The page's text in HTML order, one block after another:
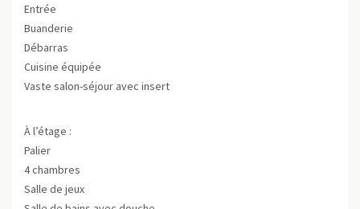
Entrée
Buanderie
Débarras
Cuisine équipée
Vaste salon-séjour avec insert
À l’étage :
Palier
4 chambres
Salle de jeux